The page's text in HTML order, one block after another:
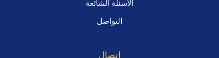
الأسئلة الشائعة
التواصل
اتصال